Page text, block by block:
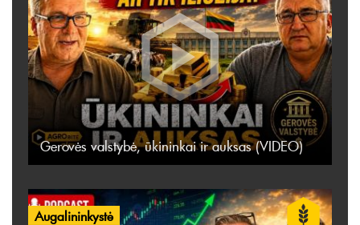
Gerovės valstybė, ūkininkai ir auksas (VIDEO)
Augalininkystė